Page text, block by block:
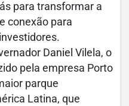
para transformar a
conexão para
Daniel Vilela, o
pela empresa Porto
parque
Latina, que